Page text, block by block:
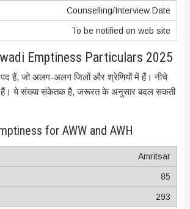
Counselling/Interview Date
To be notified on web site
Emptiness Particulars 2025
हैं, जो अलग-अलग जिलों और श्रेणियों में हैं। नीचे
हैं। ये संख्या संकेतक है, जरूरत के अनुसार बदल सकती
for AWW and AWH
Amritsar
85
293